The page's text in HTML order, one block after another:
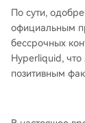
По сути,
официальным
бессрочных
Hyperliquid, что
позитивным